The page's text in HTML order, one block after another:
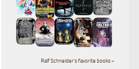
Ralf Schneider's favorite books »